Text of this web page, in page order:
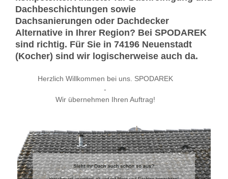
Dachbeschichtungen sowie
Dachsanierungen oder Dachdecker
Alternative in Ihrer Region? Bei SPODAREK
sind richtig. Für Sie in 74196 Neuenstadt
(Kocher) sind wir logischerweise auch da.
Herzlich Willkommen bei uns. SPODAREK
-
Wir übernehmen Ihren Auftrag!